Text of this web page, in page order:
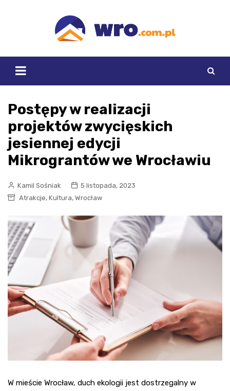
Postępy w realizacji
projektów zwycięskich
jesiennej edycji
Mikrograntów we Wrocławiu
Kamil Sośniak
5 listopada, 2023
Atrakcje, Kultura, Wrocław
W mieście Wrocław, duch ekologii jest dostrzegalny w